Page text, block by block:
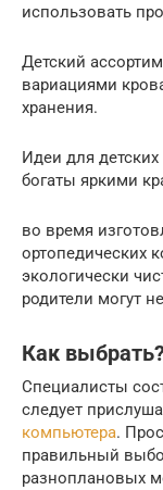
использовать
Детский
вариациями
хранения.
Идеи для
богаты яркими
во время
ортопедических
экологически
родители могут
Как
Специалисты
следует
компьютера.
правильный
разноплановых